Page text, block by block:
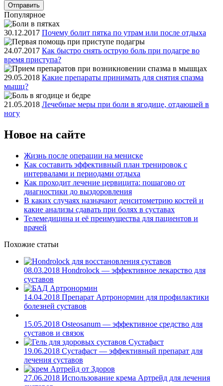
Популярное
30.12.2017 Почему болит пятка по утрам или после отдыха
24.07.2017 Как быстро снять острую боль при подагре во
время приступа?
29.05.2018 Какие препараты принимать для снятия спазма
мышц?
21.05.2018 Лечебные меры при боли в ягодице, отдающей в
ногу
Новое на сайте
Жизнь после операции на мениске
Как составить эффективный план тренировок с
интервалами и периодами отдыха
Как проходит лечение цервицита: пошагово от
диагностики до выздоровления
В каких случаях назначают денситометрию костей и
какие анализы сдавать при болях в суставах
Телемедицина и её преимущества для пациентов и
врачей
Похожие статьи
08.03.2018 Hondrolock — эффективное лекарство для
суставов
14.04.2018 Препарат Артронормин для профилактики
болезней суставов
15.05.2018 Osteosanum — эффективное средство для
суставов и связок
19.06.2018 Сустафаст — эффективный препарат для
лечения суставов
27.06.2018 Использование крема Артрейд для лечения